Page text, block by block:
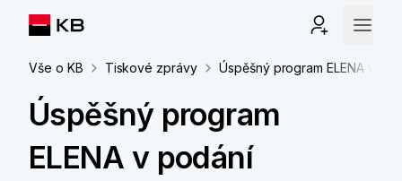
Vše o KB Tiskové zprávy Úspěšný program ELENA v
Úspěšný program
ELENA v podání